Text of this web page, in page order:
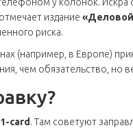
издание
риска.
(например, в Европе)
чем обязательство, но
card . Там советуют